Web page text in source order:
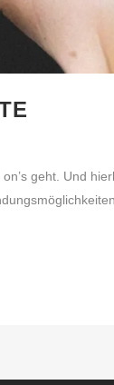
geht. Und